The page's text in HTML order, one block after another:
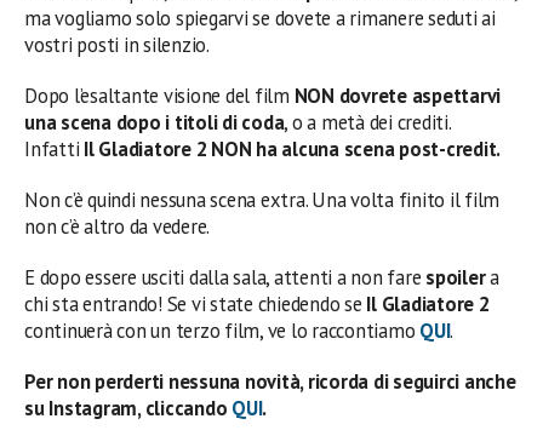
ma vogliamo solo spiegarvi se dovete a rimanere seduti ai
vostri posti in silenzio.
Dopo l’esaltante visione del film NON dovrete aspettarvi
una scena dopo i titoli di coda, o a metà dei crediti.
Infatti Il Gladiatore 2 NON ha alcuna scena post-credit.
Non c’è quindi nessuna scena extra. Una volta finito il film
non c’è altro da vedere.
E dopo essere usciti dalla sala, attenti a non fare spoilera
chi sta entrando! Se vi state chiedendo se Il Gladiatore 2
continuerà con un terzo film, ve lo raccontiamo QUI.
Per non perderti nessuna novità, ricorda di seguirci anche
su Instagram, cliccando QUI.